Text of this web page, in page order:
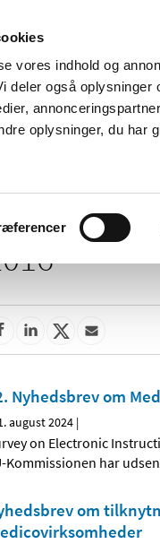
vores indhold og
deler også
oplysninger, du har
Tilskud
Nyhedsbrev om
august 2024 |
on Electronic
Kommissionen har
om